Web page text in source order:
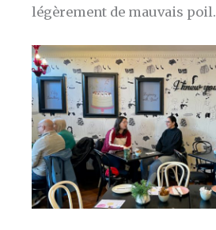
légèrement de mauvais poil.